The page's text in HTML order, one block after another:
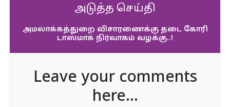
அடுத்த செய்தி
அமலாக்கத்துறை விசாரணைக்கு தடை கோரி
டாஸ்மாக் நிர்வாகம் வழக்கு..!
Leave your comments
here...